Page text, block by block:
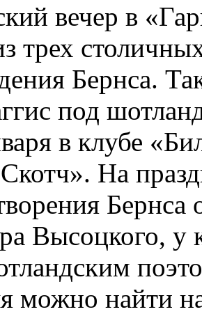
вечер в
трех
Бернса.
под
в клубе
На
Бернса
Высоцкого, у
можно найти